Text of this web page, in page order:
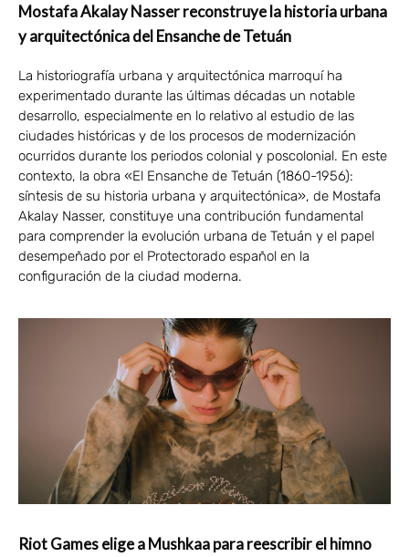
Mostafa Akalay Nasser reconstruye la historia urbana
y arquitectónica del Ensanche de Tetuán
La historiografía urbana y arquitectónica marroquí ha
experimentado durante las últimas décadas un notable
desarrollo, especialmente en lo relativo al estudio de las
ciudades históricas y de los procesos de modernización
ocurridos durante los periodos colonial y poscolonial. En este
contexto, la obra «El Ensanche de Tetuán (1860-1956):
síntesis de su historia urbana y arquitectónica», de Mostafa
Akalay Nasser, constituye una contribución fundamental
para comprender la evolución urbana de Tetuán y el papel
desempeñado por el Protectorado español en la
configuración de la ciudad moderna.
Riot Games elige a Mushkaa para reescribir el himno